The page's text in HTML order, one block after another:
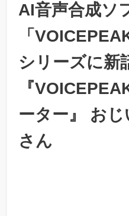
AI音声合成ソ
「
シリーズに新
『
ーター』 お
さん